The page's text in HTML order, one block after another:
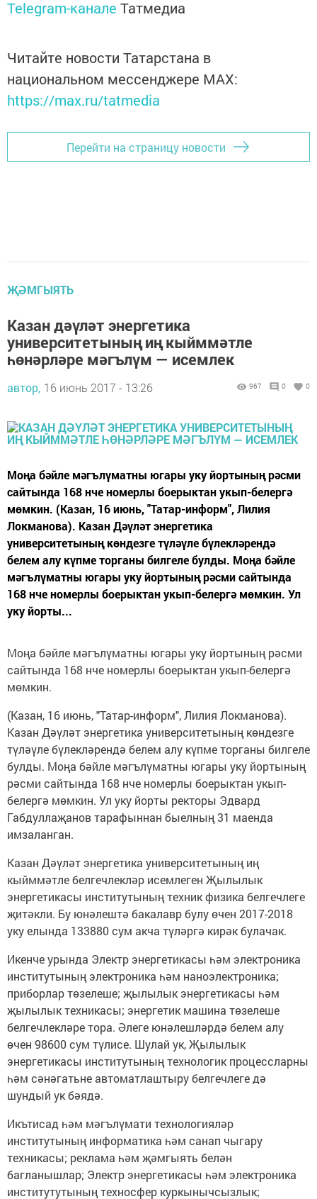
Telegram-канале Татмедиа
Читайте новости Татарстана в
национальном мессенджере MАХ:
https://max.ru/tatmedia
Перейти на страницу новости
ҖӘМГЫЯТЬ
Казан дәүләт энергетика
университетының иң кыйммәтле
һөнәрләре мәгълүм — исемлек
автор, 16 июнь 2017 - 13:26 967 0 0
Моңа бәйле мәгълүматны югары уку йортының рәсми
сайтында 168 нче номерлы боерыктан укып-белергә
мөмкин. (Казан, 16 июнь, "Татар-информ", Лилия
Локманова). Казан Дәүләт энергетика
университетының көндезге түләүле бүлекләрендә
белем алу күпме торганы билгеле булды. Моңа бәйле
мәгълүматны югары уку йортының рәсми сайтында
168 нче номерлы боерыктан укып-белергә мөмкин. Ул
уку йорты...
Моңа бәйле мәгълүматны югары уку йортының рәсми
сайтында 168 нче номерлы боерыктан укып-белергә
мөмкин.
(Казан, 16 июнь, "Татар-информ", Лилия Локманова).
Казан Дәүләт энергетика университетының көндезге
түләүле бүлекләрендә белем алу күпме торганы билгеле
булды. Моңа бәйле мәгълүматны югары уку йортының
рәсми сайтында 168 нче номерлы боерыктан укып-
белергә мөмкин. Ул уку йорты ректоры Эдвард
Габдуллаҗанов тарафыннан быелның 31 маенда
имзаланган.
Казан Дәүләт энергетика университетының иң
кыйммәтле белгечлекләр исемлеген Җылылык
энергетикасы институтының техник физика белгечлеге
җитәкли. Бу юнәлештә бакалавр булу өчен 2017-2018
уку елында 133880 сум акча түләргә кирәк булачак.
Икенче урында Электр энергетикасы һәм электроника
институтының электроника һәм наноэлектроника;
приборлар төзелеше; җылылык энергетикасы һәм
җылылык техникасы; энергетик машина төзелеше
белгечлекләре тора. Әлеге юнәлешләрдә белем алу
өчен 98600 сум түлисе. Шулай ук, Җылылык
энергетикасы институтының технологик процессларны
һәм сәнәгатьне автоматлаштыру белгечлеге дә
шундый ук бәядә.
Икътисад һәм мәгълүмати технологияләр
институтының информатика һәм санап чыгару
техникасы; реклама һәм җәмгыять белән
багланышлар; Электр энергетикасы һәм электроника
институтутының техносфер куркынычсызлык;